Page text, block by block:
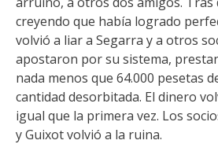
creyendo que había logrado
volvió a liar a Segarra y a otros
apostaron por su sistema,
nada menos que 64.000 pesetas
cantidad desorbitada. El dinero
igual que la primera vez. Los
yGuixot volvió a la ruina.